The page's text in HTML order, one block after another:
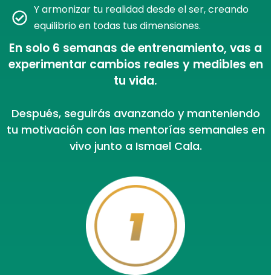
Y armonizar tu realidad desde el ser, creando
equilibrio en todas tus dimensiones.
En solo 6 semanas de entrenamiento, vas a
experimentar cambios reales y medibles en
tu vida.
Después, seguirás avanzando y manteniendo
tu motivación con las mentorías semanales en
vivo junto a Ismael Cala.